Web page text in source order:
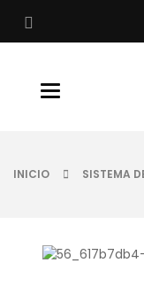
Toggle
INICIO SISTEMA